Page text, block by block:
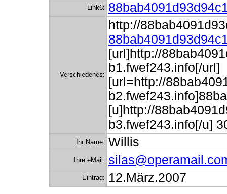
Link6:
Verschiedenes:
http://
[url]http://
b1.fwef243.info[/url]
[url=http://
[u]http://
b3.fwef243.info[/u]
Ihr Name: Willis
Ihre eMail:
Eintrag: 12.März.2007